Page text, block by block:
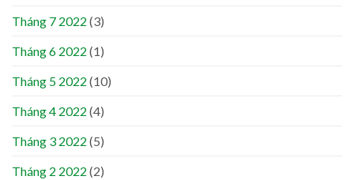
Tháng 7 2022 (3)
Tháng 6 2022 (1)
Tháng 5 2022 (10)
Tháng 4 2022 (4)
Tháng 3 2022 (5)
Tháng 2 2022 (2)